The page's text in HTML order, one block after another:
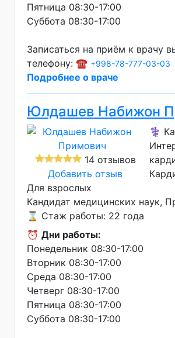
Пятница 08:30-17:00
Суббота 08:30-17:00
Записаться на приём к врачу
телефону: ☎️ +998-78-777-03-03
Подробнее о враче
Юлдашев Набижон
14 отзывов
Добавить отзыв
⚕️
Для взрослых
Кандидат медицинских наук
⌛ Стаж работы: 22 года
⏰ Дни работы:
Понедельник 08:30-17:00
Вторник 08:30-17:00
Среда 08:30-17:00
Четверг 08:30-17:00
Пятница 08:30-17:00
Суббота 08:30-17:00